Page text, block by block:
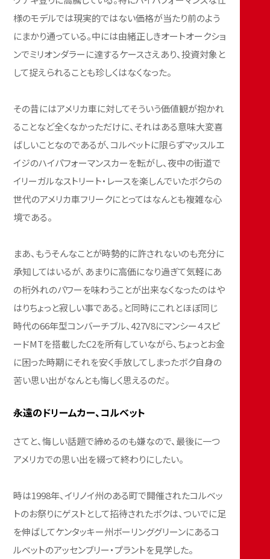
様のモデルでは現実的ではない価格が当たり前のよう
にまかり通っている。中には由緒正しきオートオークショ
ンでミリオンダラーに達するケースさえあり、投資対象と
して捉えられることも珍しくはなくなった。
その昔にはアメリカ車に対してそういう価値観が抱かれ
ることなど全くなかっただけに、それはある意味大変喜
ばしいことなのであるが、コルベットに限らずマッスルエ
イジのハイパフォーマンスカーを転がし、夜中の街道で
イリーガルなストリート・レースを楽しんでいたボクらの
世代のアメリカ車フリークにとってはなんとも複雑な心
境である。
まあ、もうそんなことが時勢的に許されないのも充分に
承知してはいるが、あまりに高価になり過ぎて気軽にあ
の桁外れのパワーを味わうことが出来なくなったのはや
はりちょっと寂しい事である。と同時にこれとほぼ同じ
時代の66年型コンバーチブル、427V8にマンシー４スピ
ードMTを搭載したC2を所有していながら、ちょっとお金
に困った時期にそれを安く手放してしまったボク自身の
苦い思い出がなんとも悔しく思えるのだ。
永遠のドリームカー、コルベット
さてと、悔しい話題で締めるのも嫌なので、最後に一つ
アメリカでの思い出を綴って終わりにしたい。
時は1998年、イリノイ州のある町で開催されたコルベッ
トのお祭りにゲストとして招待されたボクは、ついでに足
を伸ばしてケンタッキー州ボーリンググリーンにあるコ
ルベットのアッセンブリー・プラントを見学した。